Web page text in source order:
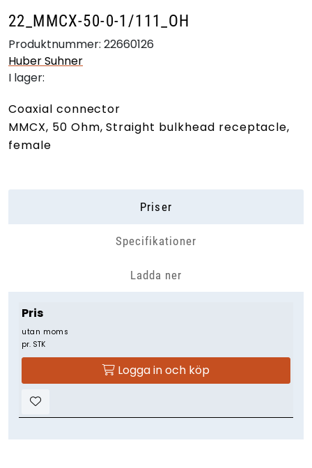
22_MMCX-50-0-1/111_OH
Produktnummer: 22660126
Huber Suhner
I lager:
Coaxial connector
MMCX, 50 Ohm, Straight bulkhead receptacle,
female
Priser
Specifikationer
Ladda ner
Pris
utan moms
pr. STK
Logga in och köp